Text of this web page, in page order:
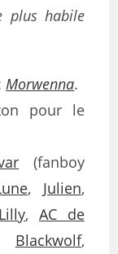
plus habile
Morwenna.
pour le
(fanboy
, Julien,
,AC de
Blackwolf,